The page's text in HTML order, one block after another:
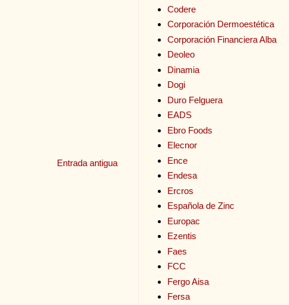
Entrada antigua
Codere
Corporación Dermoestética
Corporación Financiera Alba
Deoleo
Dinamia
Dogi
Duro Felguera
EADS
Ebro Foods
Elecnor
Ence
Endesa
Ercros
Española de Zinc
Europac
Ezentis
Faes
FCC
Fergo Aisa
Fersa